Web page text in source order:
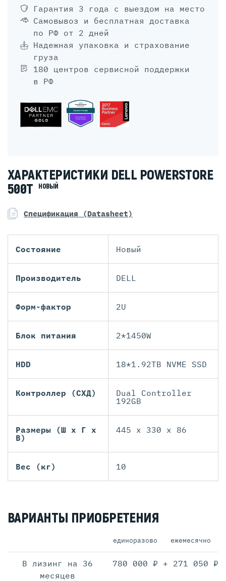
Гарантия 3 года с выездом на место
Самовывоз и бесплатная доставка
по РФ от 2 дней
Надежная упаковка и страхование
груза
180 центров сервисной поддержки
в РФ
ХАРАКТЕРИСТИКИ DELL POWERSTORE
500T
НОВЫЙ
Спецификация (Datasheet)
Состояние Новый
Производитель DELL
Форм-фактор 2U
Блок питания 2*1450W
HDD 18*1.92TB NVME SSD
Контроллер (СХД)
Dual Controller
192GB
Размеры (Ш х Г х
В)
445 x 330 x 86
Вес (кг) 10
ВАРИАНТЫ ПРИОБРЕТЕНИЯ
единоразово ежемесячно
В лизинг на 36
месяцев
780 000 ₽ + 271 050 ₽